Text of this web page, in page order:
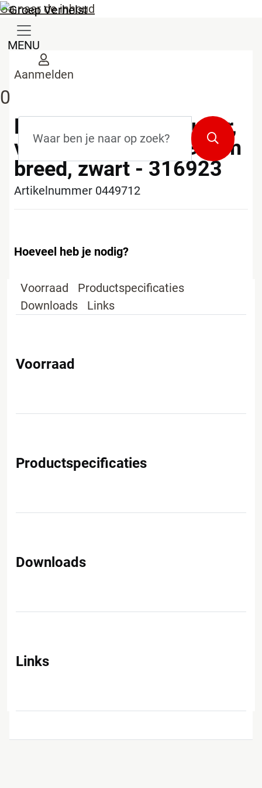
Ga naar de inhoud
MENU
Aanmelden
0
Zoeken
Lyreco plakbandhouder,
voor rol tape van 19 mm
breed, zwart - 316923
Artikelnummer 0449712
Hoeveel heb je nodig?
Voorraad
Productspecificaties
Downloads
Links
Voorraad
Productspecificaties
Downloads
Links